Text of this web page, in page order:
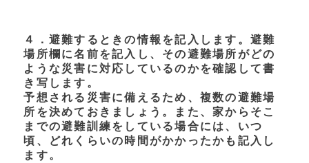
４．避難するときの情報を記入します。避難
場所欄に名前を記入し、その避難場所がどの
ような災害に対応しているのかを確認して書
き写します。
予想される災害に備えるため、複数の避難場
所を決めておきましょう。また、家からそこ
までの避難訓練をしている場合には、いつ
頃、どれくらいの時間がかかったかも記入し
ます。